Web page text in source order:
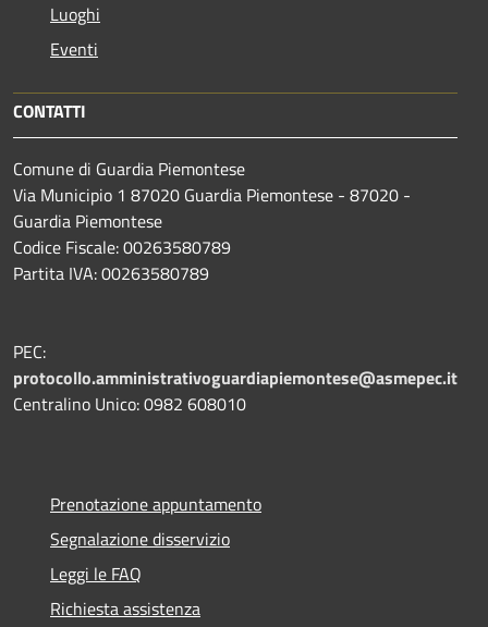
Luoghi
Eventi
CONTATTI
Comune di Guardia Piemontese
Via Municipio 1 87020 Guardia Piemontese - 87020 -
Guardia Piemontese
Codice Fiscale: 00263580789
Partita IVA: 00263580789
PEC:
protocollo.amministrativoguardiapiemontese@asmepec.it
Centralino Unico: 0982 608010
Prenotazione appuntamento
Segnalazione disservizio
Leggi le FAQ
Richiesta assistenza